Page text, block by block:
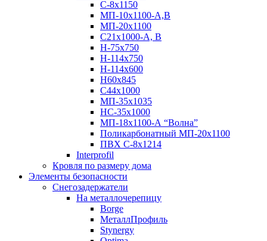
С-8х1150
МП-10x1100-А,В
МП-20х1100
С21х1000-А, В
H-75х750
Н-114х750
Н-114х600
Н60х845
С44х1000
МП-35х1035
НС-35х1000
МП-18х1100-А “Волна”
Поликарбонатный МП-20х1100
ПВХ С-8х1214
Interprofil
Кровля по размеру дома
Элементы безопасности
Снегозадержатели
На металлочерепицу
Borge
МеталлПрофиль
Stynergy